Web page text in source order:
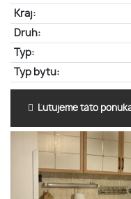
Kraj:
Druh:
Typ:
Typ bytu:
Ľutujeme táto